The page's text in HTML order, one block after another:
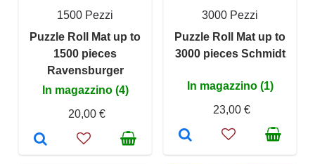
1500 Pezzi
Puzzle Roll Mat up to
1500 pieces
Ravensburger
In magazzino (4)
20,00 €
3000 Pezzi
Puzzle Roll Mat up to
3000 pieces Schmidt
In magazzino (1)
23,00 €